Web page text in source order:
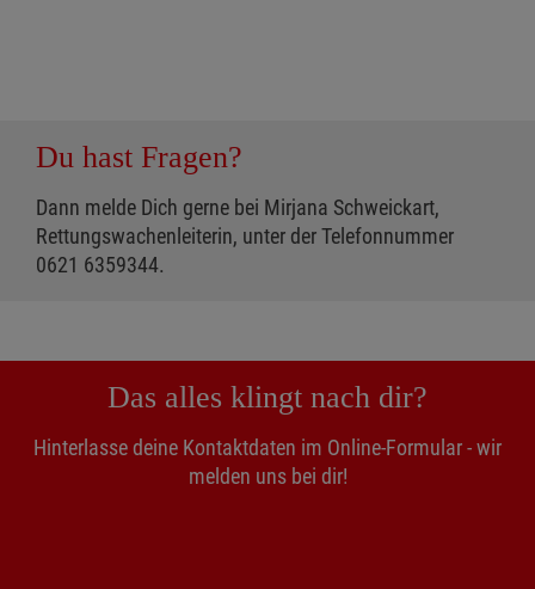
Du hast Fragen?
Dann melde Dich gerne bei Mirjana Schweickart,
Rettungswachenleiterin, unter der Telefonnummer
0621 6359344.
Das alles klingt nach dir?
Hinterlasse deine Kontaktdaten im Online-Formular - wir
melden uns bei dir!